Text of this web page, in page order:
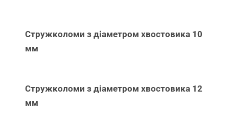
Стружколоми з діаметром хвостовика 10
мм
Стружколоми з діаметром хвостовика 12
мм